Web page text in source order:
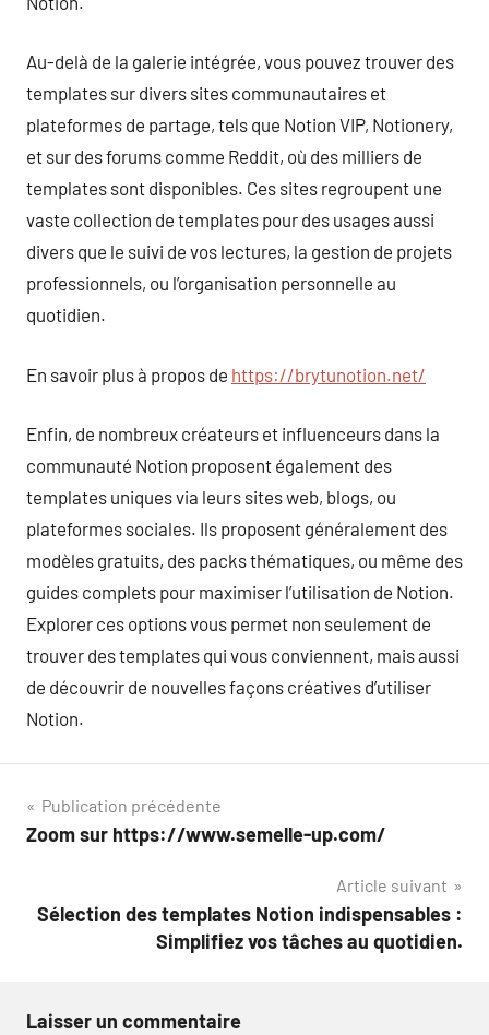
Au-delà de la galerie intégrée, vous pouvez trouver des
templates sur divers sites communautaires et
plateformes de partage, tels que Notion VIP, Notionery,
et sur des forums comme Reddit, où des milliers de
templates sont disponibles. Ces sites regroupent une
vaste collection de templates pour des usages aussi
divers que le suivi de vos lectures, la gestion de projets
professionnels, ou l’organisation personnelle au
quotidien.
En savoir plus à propos de https://brytunotion.net/
Enfin, de nombreux créateurs et influenceurs dans la
communauté Notion proposent également des
templates uniques via leurs sites web, blogs, ou
plateformes sociales. Ils proposent généralement des
modèles gratuits, des packs thématiques, ou même des
guides complets pour maximiser l’utilisation de Notion.
Explorer ces options vous permet non seulement de
trouver des templates qui vous conviennent, mais aussi
de découvrir de nouvelles façons créatives d’utiliser
Notion.
Navigation
de
Publication précédente
Zoom sur https://www.semelle-up.com/
Article suivant
Sélection des templates Notion indispensables :
Simplifiez vos tâches au quotidien.
Laisser un commentaire